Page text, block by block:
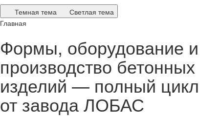
Темная тема
Светлая тема
Главная
Формы, оборудование и
производство бетонных
изделий — полный цикл
от завода ЛОБАС